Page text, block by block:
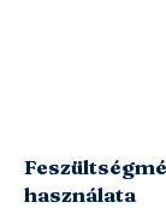
használata